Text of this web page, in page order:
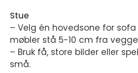
Stue
– Velg én hovedsone for sofa
møbler stå 5-10 cm fra
– Bruk få, store bilder eller
små.